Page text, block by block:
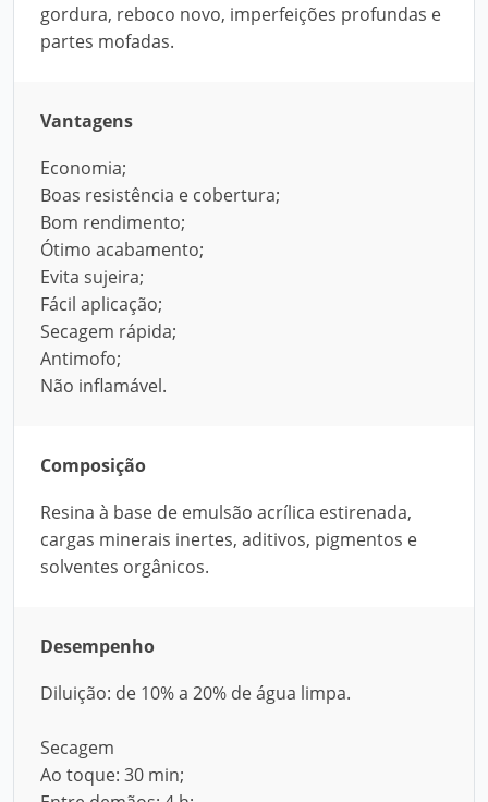
gordura, reboco novo, imperfeições profundas e
partes mofadas.
Vantagens
Economia;
Boas resistência e cobertura;
Bom rendimento;
Ótimo acabamento;
Evita sujeira;
Fácil aplicação;
Secagem rápida;
Antimofo;
Não inflamável.
Composição
Resina à base de emulsão acrílica estirenada,
cargas minerais inertes, aditivos, pigmentos e
solventes orgânicos.
Desempenho
Diluição: de 10% a 20% de água limpa.
Secagem
Ao toque: 30 min;